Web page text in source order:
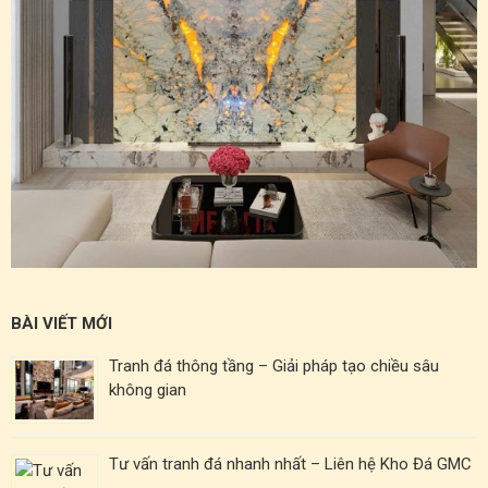
BÀI VIẾT MỚI
Tranh đá thông tầng – Giải pháp tạo chiều sâu
không gian
Tư vấn tranh đá nhanh nhất – Liên hệ Kho Đá GMC